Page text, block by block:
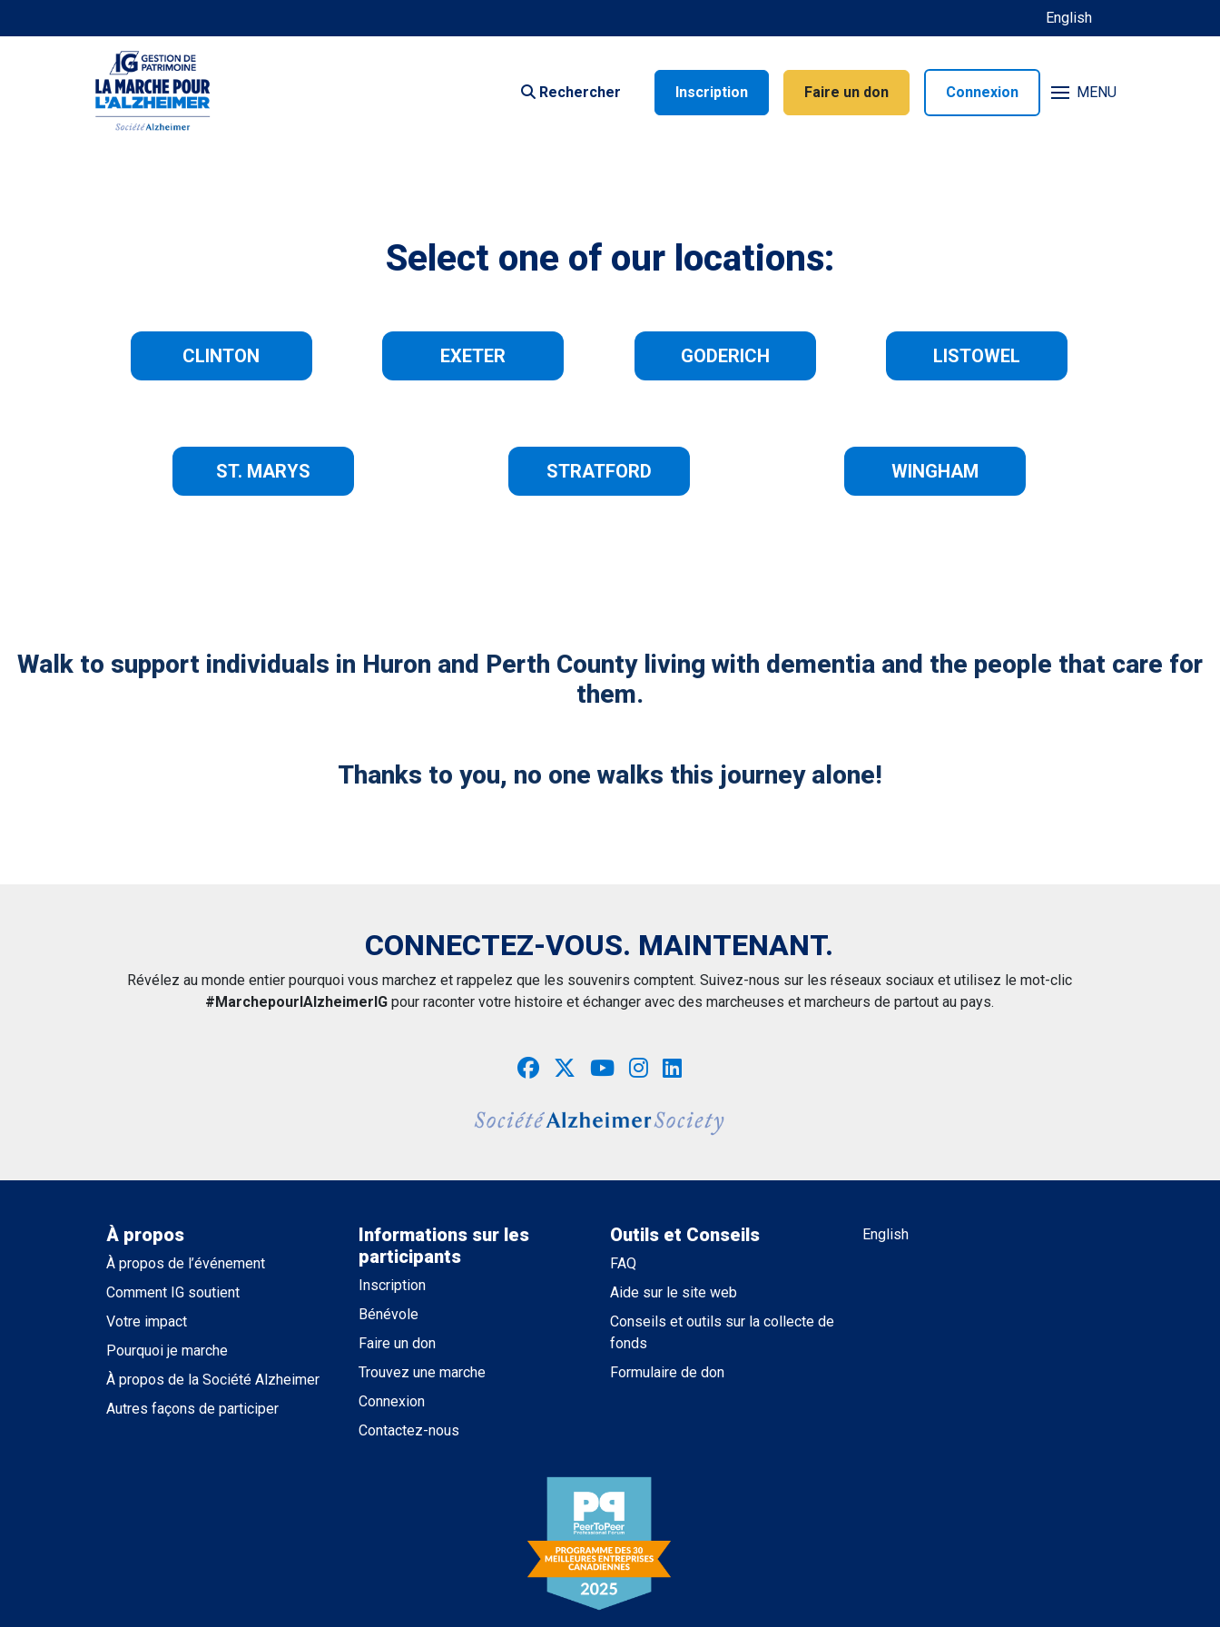
English
Rechercher Inscription Faire un don Connexion MENU
Select one of our locations:
CLINTON EXETER GODERICH LISTOWEL
ST. MARYS STRATFORD WINGHAM
Walk to support individuals in Huron and Perth County living with dementia and the people that care for
them.
Thanks to you, no one walks this journey alone!
CONNECTEZ-VOUS. MAINTENANT.
Révélez au monde entier pourquoi vous marchez et rappelez que les souvenirs comptent. Suivez-nous sur les réseaux sociaux et utilisez le mot-clic
#MarchepourlAlzheimerIGpour raconter votre histoire et échanger avec des marcheuses et marcheurs de partout au pays.
À propos
À propos de l’événement
Comment IG soutient
Votre impact
Pourquoi je marche
À propos de la Société Alzheimer
Autres façons de participer
Informations sur les
participants
Inscription
Bénévole
Faire un don
Trouvez une marche
Connexion
Contactez-nous
Outils et Conseils
FAQ
Aide sur le site web
Conseils et outils sur la collecte de
fonds
Formulaire de don
English